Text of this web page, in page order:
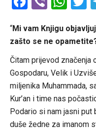
“Mi vam Knjigu
zašto se ne
Čitam prijevod značenja
Gospodaru, Velik i
miljenika Muhammada,
Kur’an i time nas
Podario si nam jasni
duše žedne za imanom